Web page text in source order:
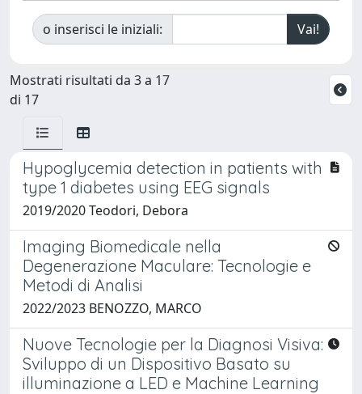
o inserisci le iniziali:
Mostrati risultati da 3 a 17
di 17
Hypoglycemia detection in patients with
type 1 diabetes using EEG signals
2019/2020 Teodori, Debora
Imaging Biomedicale nella
Degenerazione Maculare: Tecnologie e
Metodi di Analisi
2022/2023 BENOZZO, MARCO
Nuove Tecnologie per la Diagnosi Visiva:
Sviluppo di un Dispositivo Basato su
illuminazione a LED e Machine Learning